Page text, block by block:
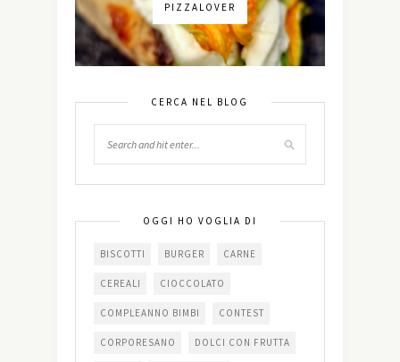
PIZZALOVER
CERCA NEL BLOG
OGGI HO VOGLIA DI
BISCOTTI BURGER CARNE
CEREALI CIOCCOLATO
COMPLEANNO BIMBI CONTEST
CORPORESANO DOLCI CON FRUTTA